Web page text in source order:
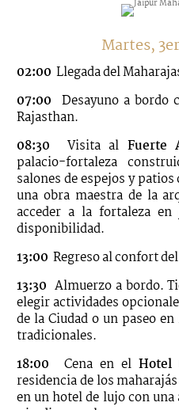
Martes,
02:00 Llegada del
07:00 Desayuno a bordo
Rajasthan.
08:30 Visita al Fuerte
palacio-fortaleza
salones de espejos y
una obra maestra de la
acceder a la fortaleza
disponibilidad.
13:00 Regreso al confort
13:30 Almuerzo a bordo.
elegir actividades
de la Ciudad o un paseo
tradicionales.
18:00 Cena en elHotel
residencia de los
en un hotel de lujo con